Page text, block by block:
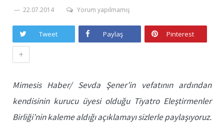
22.07.2014 Yorum yapılmamış
Tweet Paylaş Pinterest
+
Mimesis Haber/ Sevda Şener’in vefatının ardından
kendisinin kurucu üyesi olduğu Tiyatro Eleştirmenler
Birliği’nin kaleme aldığı açıklamayı sizlerle paylaşıyoruz.